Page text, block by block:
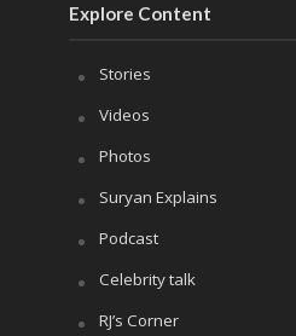
Explore Content
Stories
Videos
Photos
Suryan Explains
Podcast
Celebrity talk
RJ’s Corner